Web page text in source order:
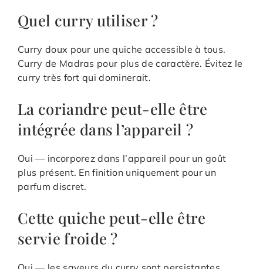
Quel curry utiliser ?
Curry doux pour une quiche accessible à tous.
Curry de Madras pour plus de caractère. Évitez le
curry très fort qui dominerait.
La coriandre peut-elle être
intégrée dans l’appareil ?
Oui — incorporez dans l’appareil pour un goût
plus présent. En finition uniquement pour un
parfum discret.
Cette quiche peut-elle être
servie froide ?